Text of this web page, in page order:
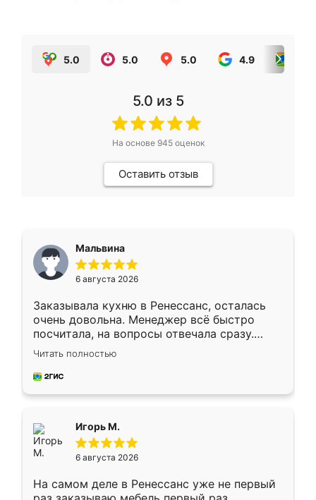
5.0 5.0 5.0 4.9
5.0 из 5
На основе 945оценок
Оставить отзыв
Мальвина
6 августа 2026
Заказывала кухню в Ренессанс, осталась
очень довольна. Менеджер всё быстро
посчитала, на вопросы отвечала сразу.
Замерщик приехал в субботу, подошёл к
делу со всей ответственностью. Собрали
за день, ребята работали аккуратно, даже
Читать полностью
Игорь М.
6 августа 2026
На самом деле в Ренессанс уже не первый